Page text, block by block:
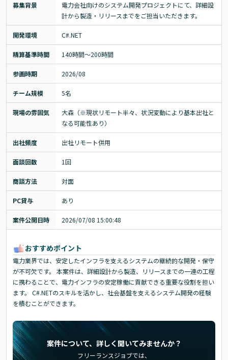
募集背景
電力会社向けのシステム開発プロジェクトにて、詳細設
計から製造・リリースまでをご担当いただきます。
開発環境 C#.NET
精算基準時間 140時間〜200時間
参画時期 2026/08
チーム規模 5名
現場の雰囲気
大森（※現状リモート半々、状況変動により基本出社と
なる可能性あり）
出社頻度 出社リモート併用
面談回数 1回
商談方法 対面
PC貸与 あり
案件公開日時 2026/07/08 15:00:48
おすすめポイント
電力業界では、安定したインフラを支えるシステムの継続的な開発・保守
が不可欠です。 本案件は、詳細設計から製造、リリースまでの一連の工程
に携わることで、電力インフラの安定稼働に貢献できる重要な役割を担い
ます。 C#.NETのスキルを活かし、社会基盤を支えるシステム開発の経験
を積むことができます。
案件について、詳しく聞いてみませんか？
フリーランスジョブでは、